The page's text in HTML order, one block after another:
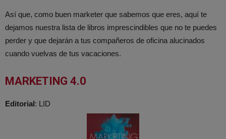
Así que, como buen marketer que sabemos que eres, aquí te
dejamos nuestra lista de libros imprescindibles que no te puedes
perder y que dejarán a tus compañeros de oficina alucinados
cuando vuelvas de tus vacaciones.
MARKETING 4.0
Editorial: LID